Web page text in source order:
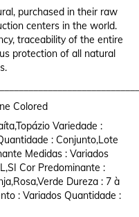
purchased in their raw
centers in the world.
traceability of the entire
protection of all natural
Colored
Variedade :
: Conjunto,Lote
Medidas : Variados
Cor Predominante :
Dureza : 7 à
: Variados Quantidade :